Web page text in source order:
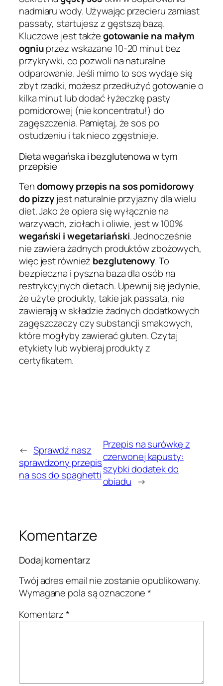
nadmiaru wody. Używając przecieru zamiast
passaty, startujesz z gęstszą bazą.
Kluczowe jest takżegotowanie na małym
ogniuprzez wskazane 10-20 minut bez
przykrywki, co pozwoli na naturalne
odparowanie. Jeśli mimo to sos wydaje się
zbyt rzadki, możesz przedłużyć gotowanie o
kilka minut lub dodać łyżeczkę pasty
pomidorowej (nie koncentratu!) do
zagęszczenia. Pamiętaj, że sos po
ostudzeniu i tak nieco zgęstnieje.
Dieta wegańska i bezglutenowa w tym
przepisie
Tendomowy przepis na sos pomidorowy
do pizzyjest naturalnie przyjazny dla wielu
diet. Jako że opiera się wyłącznie na
warzywach, ziołach i oliwie, jest w 100%
wegański i wegetariański. Jednocześnie
nie zawiera żadnych produktów zbożowych,
więc jest również bezglutenowy. To
bezpieczna i pyszna baza dla osób na
restrykcyjnych dietach. Upewnij się jedynie,
że użyte produkty, takie jak passata, nie
zawierają w składzie żadnych dodatkowych
zagęszczaczy czy substancji smakowych,
które mogłyby zawierać gluten. Czytaj
etykiety lub wybieraj produkty z
certyfikatem.
← Sprawdź nasz
sprawdzony przepis
na sos do spaghetti
Przepis na surówkę z
czerwonej kapusty:
szybki dodatek do
obiadu →
Komentarze
Dodaj komentarz
Twój adres email nie zostanie opublikowany.
Wymagane pola są oznaczone*
Komentarz*